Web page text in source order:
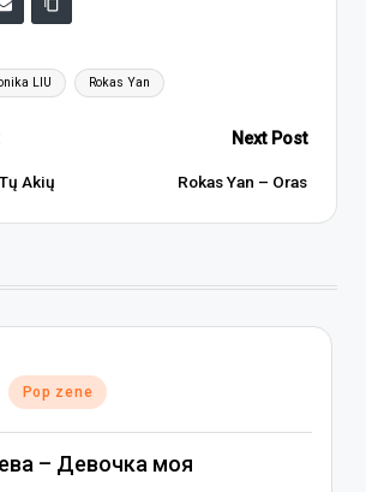
LIU Rokas Yan
Akių
Next Post
Rokas Yan – Oras
Pop zene
– Девочка моя